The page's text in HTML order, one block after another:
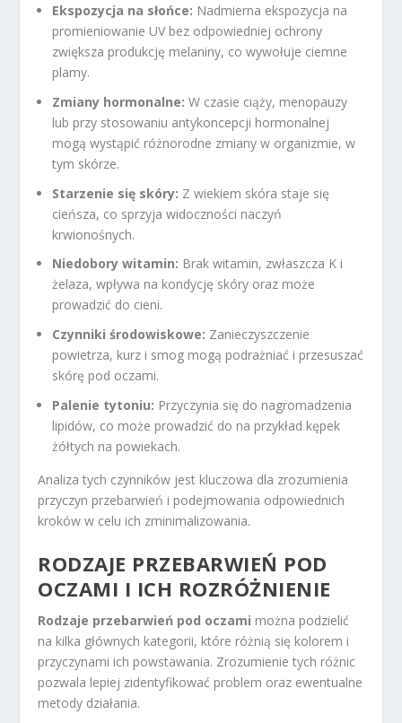
Ekspozycja na słońce: Nadmierna ekspozycja na
promieniowanie UV bez odpowiedniej ochrony
zwiększa produkcję melaniny, co wywołuje ciemne
plamy.
Zmiany hormonalne: W czasie ciąży, menopauzy
lub przy stosowaniu antykoncepcji hormonalnej
mogą wystąpić różnorodne zmiany w organizmie, w
tym skórze.
Starzenie się skóry: Z wiekiem skóra staje się
cieńsza, co sprzyja widoczności naczyń
krwionośnych.
Niedobory witamin: Brak witamin, zwłaszcza K i
żelaza, wpływa na kondycję skóry oraz może
prowadzić do cieni.
Czynniki środowiskowe: Zanieczyszczenie
powietrza, kurz i smog mogą podrażniać i przesuszać
skórę pod oczami.
Palenie tytoniu: Przyczynia się do nagromadzenia
lipidów, co może prowadzić do na przykład kępek
żółtych na powiekach.
Analiza tych czynników jest kluczowa dla zrozumienia
przyczyn przebarwień i podejmowania odpowiednich
kroków w celu ich zminimalizowania.
RODZAJE PRZEBARWIEŃ POD
OCZAMI I ICH ROZRÓŻNIENIE
Rodzaje przebarwień pod oczami można podzielić
na kilka głównych kategorii, które różnią się kolorem i
przyczynami ich powstawania. Zrozumienie tych różnic
pozwala lepiej zidentyfikować problem oraz ewentualne
metody działania.